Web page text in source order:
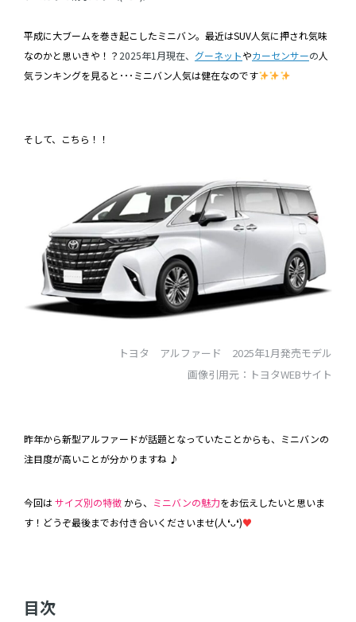
平成に大ブームを巻き起こしたミニバン。最近はSUV人気に押され気味
なのかと思いきや！？ 2025年1月現在、 グーネットやカーセンサーの人
気ランキングを見ると･･･ミニバン人気は健在なのです
そして、こちら！！
トヨタ アルファード 2025年1月発売モデル
画像引用元：トヨタWEBサイト
昨年から新型アルファードが話題となっていたことからも、ミニバンの
注目度が高いことが分かりますね ♪
今回はサイズ別の特徴 から、 ミニバンの魅力をお伝えしたいと思いま
す！どうぞ最後までお付き合いくださいませ(人❛ᴗ❛)♥
目次